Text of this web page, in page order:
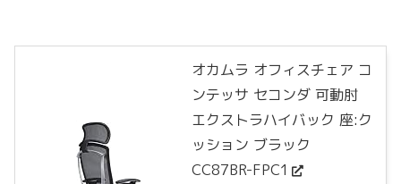
オカムラ オフィスチェア コ
ンテッサ セコンダ 可動肘
エクストラハイバック 座:ク
ッション ブラック
CC87BR-FPC1